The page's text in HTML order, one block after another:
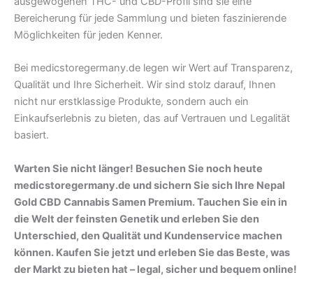
Bereicherung für jede Sammlung und bieten faszinierende
Möglichkeiten für jeden Kenner.
Bei medicstoregermany.de legen wir Wert auf Transparenz,
Qualität und Ihre Sicherheit. Wir sind stolz darauf, Ihnen
nicht nur erstklassige Produkte, sondern auch ein
Einkaufserlebnis zu bieten, das auf Vertrauen und Legalität
basiert.
Warten Sie nicht länger! Besuchen Sie noch heute
medicstoregermany.de und sichern Sie sich Ihre Nepal
Gold CBD Cannabis Samen Premium. Tauchen Sie ein in
die Welt der feinsten Genetik und erleben Sie den
Unterschied, den Qualität und Kundenservice machen
können. Kaufen Sie jetzt und erleben Sie das Beste, was
der Markt zu bieten hat – legal, sicher und bequem online!